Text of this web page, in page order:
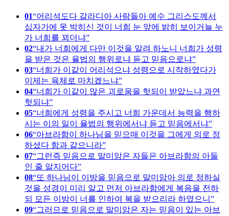
01 어리석도다 갈라디아 사람들아 예수 그리스도께서
십자가에 못 박히신 것이 너희 눈 앞에 밝히 보이거늘 누
가 너희를 꾀더냐
02 내가 너희에게 다만 이것을 알려 하노니 너희가 성령
을 받은 것은 율법의 행위로냐 듣고 믿음으로냐
03 너희가 이같이 어리석으냐 성령으로 시작하였다가
이제는 육체로 마치겠느냐
04 너희가 이같이 많은 괴로움을 헛되이 받았느냐 과연
헛되냐
05 너희에게 성령을 주시고 너희 가운데서 능력을 행하
시는 이의 일이 율법의 행위에서냐 듣고 믿음에서냐
06 아브라함이 하나님을 믿으매 이것을 그에게 의로 정
하셨다 함과 같으니라
07 그런즉 믿음으로 말미암은 자들은 아브라함의 아들
인 줄 알지어다
08 또 하나님이 이방을 믿음으로 말미암아 의로 정하실
것을 성경이 미리 알고 먼저 아브라함에게 복음을 전하
되 모든 이방이 너를 인하여 복을 받으리라 하였으니
09 그러므로 믿음으로 말미암은 자는 믿음이 있는 아브